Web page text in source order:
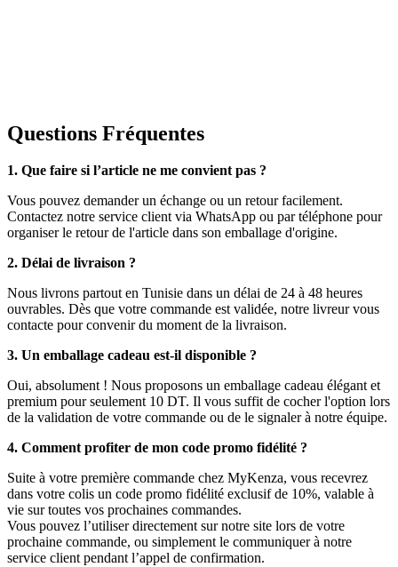
Questions Fréquentes
1. Que faire si l’article ne me convient pas ?
Vous pouvez demander un échange ou un retour facilement.
Contactez notre service client via WhatsApp ou par téléphone pour
organiser le retour de l'article dans son emballage d'origine.
2. Délai de livraison ?
Nous livrons partout en Tunisie dans un délai de 24 à 48 heures
ouvrables. Dès que votre commande est validée, notre livreur vous
contacte pour convenir du moment de la livraison.
3. Un emballage cadeau est-il disponible ?
Oui, absolument ! Nous proposons un emballage cadeau élégant et
premium pour seulement 10 DT. Il vous suffit de cocher l'option lors
de la validation de votre commande ou de le signaler à notre équipe.
4. Comment profiter de mon code promo fidélité ?
Suite à votre première commande chez MyKenza, vous recevrez
dans votre colis un code promo fidélité exclusif de 10%, valable à
vie sur toutes vos prochaines commandes.
Vous pouvez l’utiliser directement sur notre site lors de votre
prochaine commande, ou simplement le communiquer à notre
service client pendant l’appel de confirmation.